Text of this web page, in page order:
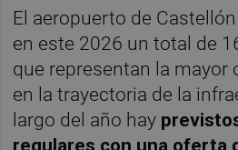
El aeropuerto de
en este 2026 un total de
que representan la mayor
en la trayectoria de la
largo del año hay
regulares con una oferta